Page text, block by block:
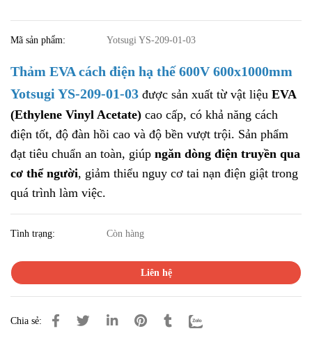
Mã sản phẩm: Yotsugi YS-209-01-03
Thảm EVA cách điện hạ thế 600V 600x1000mm
Yotsugi YS-209-01-03 được sản xuất từ vật liệu EVA
(Ethylene Vinyl Acetate) cao cấp, có khả năng cách
điện tốt, độ đàn hồi cao và độ bền vượt trội. Sản phẩm
đạt tiêu chuẩn an toàn, giúp ngăn dòng điện truyền qua
cơ thể người, giảm thiểu nguy cơ tai nạn điện giật trong
quá trình làm việc.
Tình trạng: Còn hàng
Liên hệ
Chia sẻ: